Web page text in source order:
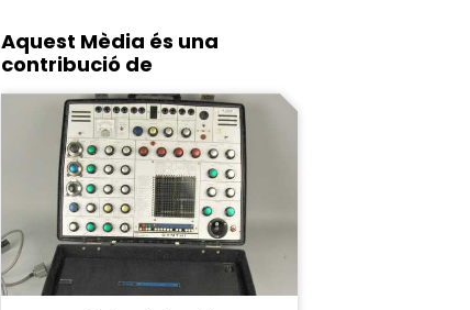
Aquest Mèdia és una
contribució de